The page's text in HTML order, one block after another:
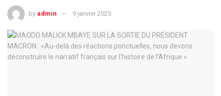
by admin 9 janvier 2025